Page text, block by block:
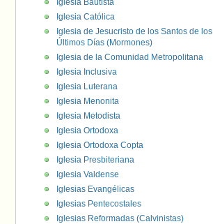
Iglesia Bautista
Iglesia Católica
Iglesia de Jesucristo de los Santos de los
Últimos Días (Mormones)
Iglesia de la Comunidad Metropolitana
Iglesia Inclusiva
Iglesia Luterana
Iglesia Menonita
Iglesia Metodista
Iglesia Ortodoxa
Iglesia Ortodoxa Copta
Iglesia Presbiteriana
Iglesia Valdense
Iglesias Evangélicas
Iglesias Pentecostales
Iglesias Reformadas (Calvinistas)